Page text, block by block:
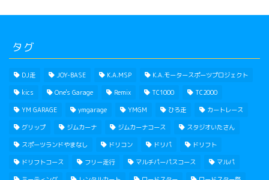
タグ
DJ走 JOY-BASE K.A.MSP K.A.モータースポーツプロジェクト
kics One's Garage Remix TC1000 TC2000
YM GARAGE ymgarage YMGM ひろ走 カートレース
グリップ ジムカーナ ジムカーナコース スタジオいたさん
スポーツランドやまなし ドリコン ドリパ ドリフト
ドリフトコース フリー走行 マルチパーパスコース マルパ